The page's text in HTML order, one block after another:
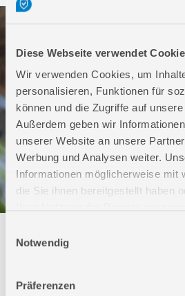
Diese Webseite verwendet
Wir verwenden Cookies, um
personalisieren, Funktionen für
können und die Zugriffe auf
Außerdem geben wir
unserer Website an unsere
Werbung und Analysen weiter.
Informationen möglicherweise mit
die Sie ihnen bereitgestellt haben
Notwendig
Präferenzen
Technischer Service
Montag - Freitag